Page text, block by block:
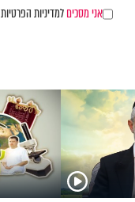
אני מסכיםלמדיניות הפרטיות